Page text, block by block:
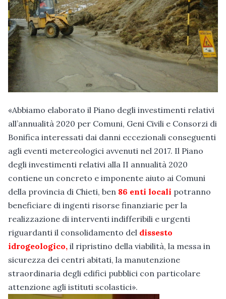
«Abbiamo elaborato il Piano degli investimenti relativi
all’annualità 2020 per Comuni, Geni Civili e Consorzi di
Bonifica interessati dai danni eccezionali conseguenti
agli eventi metereologici avvenuti nel 2017. Il Piano
degli investimenti relativi alla II annualità 2020
contiene un concreto e imponente aiuto ai Comuni
della provincia di Chieti, ben 86 enti locali potranno
beneficiare di ingenti risorse finanziarie per la
realizzazione di interventi indifferibili e urgenti
riguardanti il consolidamento del dissesto
idrogeologico, il ripristino della viabilità, la messa in
sicurezza dei centri abitati, la manutenzione
straordinaria degli edifici pubblici con particolare
attenzione agli istituti scolastici».